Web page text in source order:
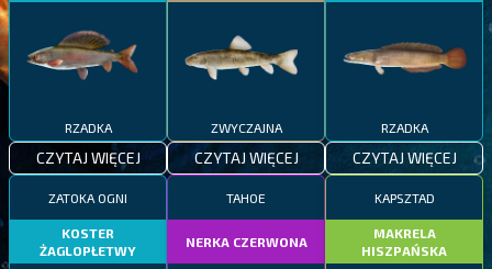
RZADKA
CZYTAJ WIĘCEJ
ZWYCZAJNA
CZYTAJ WIĘCEJ
RZADKA
CZYTAJ WIĘCEJ
ZATOKA OGNI
KOSTER
ŻAGLOPŁETWY
TAHOE
NERKA CZERWONA
KAPSZTAD
MAKRELA
HISZPAŃSKA